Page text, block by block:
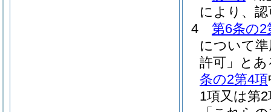
により、
4
第6条の2
について
許可」と
条の2第4項
1項又は第